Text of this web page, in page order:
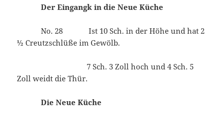
Der Eingangk in die Neue Küche
No. 28 Ist 10 Sch. in der Höhe und hat 2
½ Creutzschlüße im Gewölb.
7 Sch. 3 Zoll hoch und 4 Sch. 5
Zoll weidt die Thür.
Die Neue Küche